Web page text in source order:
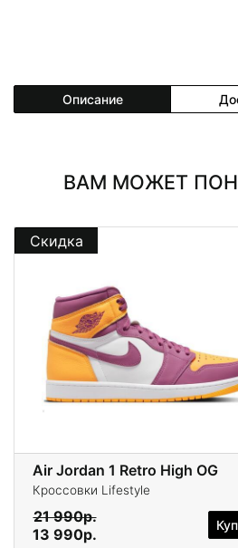
Описание
ВАМ МОЖЕТ
Скидка
Air Jordan 1 Retro High OG
Кроссовки Lifestyle
21 990р.
13 990р.